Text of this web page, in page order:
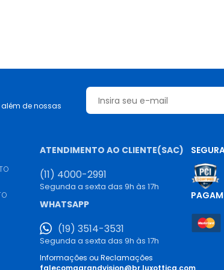
de nossas
ATENDIMENTO AO CLIENTE(SAC)
(11) 4000-2991
Segunda a sexta das 9h às 17h
WHATSAPP
(19) 3514-3531
Segunda a sexta das 9h às 17h
Informações ou Reclamações